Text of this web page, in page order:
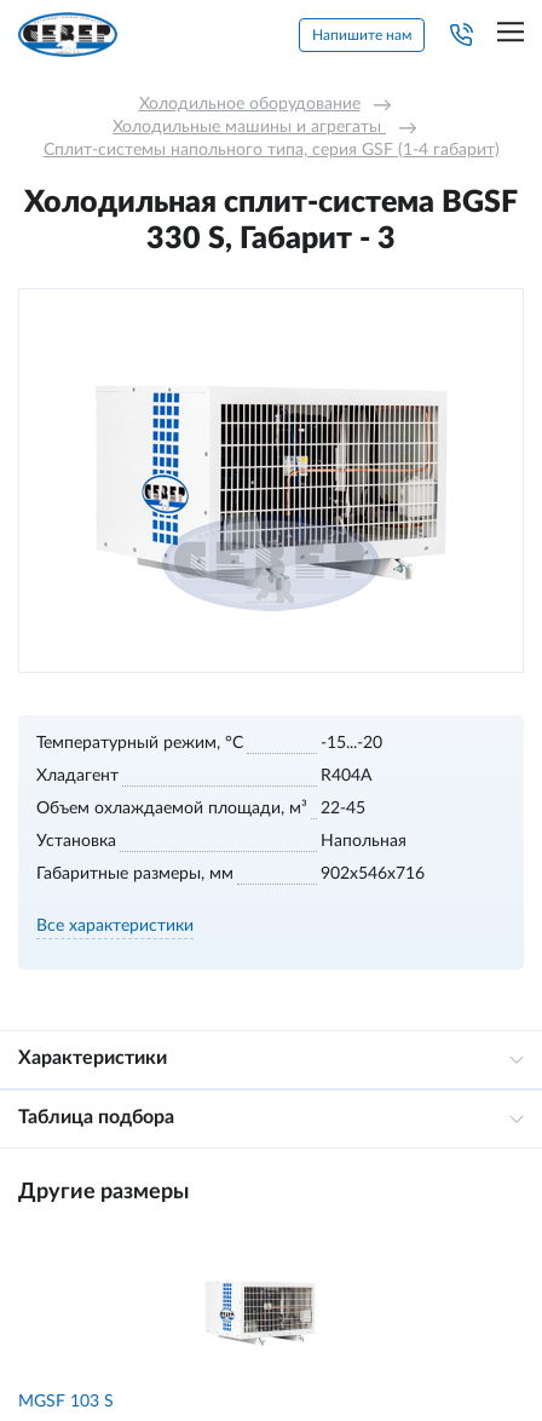
Напишите нам
Холодильное оборудование →
Холодильные машины и агрегаты →
Сплит-системы напольного типа, серия GSF (1-4 габарит)
Холодильная сплит-система BGSF
330 S, Габарит - 3
Температурный режим, °С
-15...-20
Хладагент
R404A
Объем охлаждаемой площади, м³
22-45
Установка
Напольная
Габаритные размеры, мм
902x546x716
Все характеристики
Характеристики
Таблица подбора
Другие размеры
MGSF 103 S